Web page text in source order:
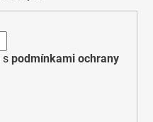
s podmínkami ochrany